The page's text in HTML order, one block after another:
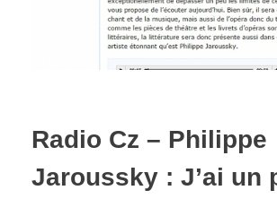
Radio Cz – Philippe
Jaroussky : J’ai un